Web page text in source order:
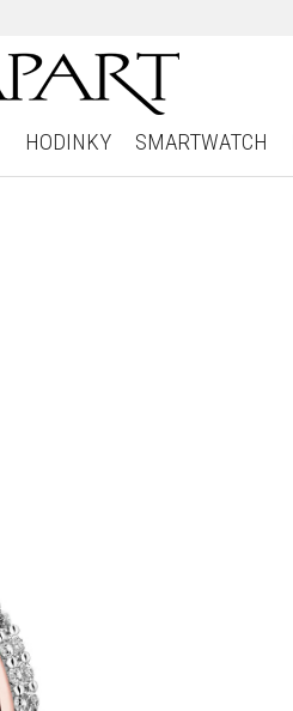
HODINKY SMARTWATCH